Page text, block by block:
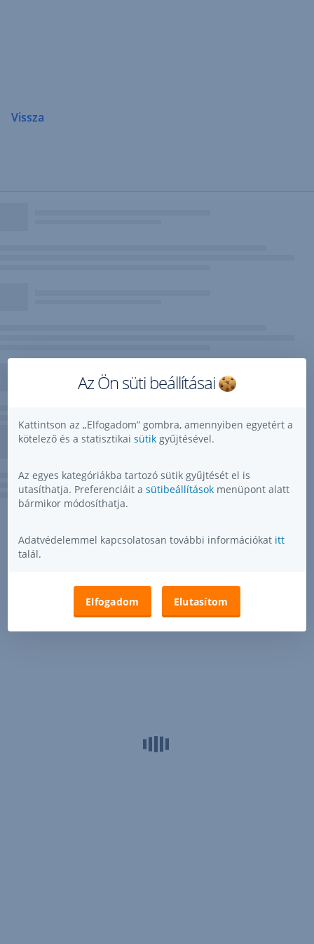
Vissza
Az Ön süti beállításai
Kattintson az „Elfogadom” gombra, amennyiben egyetért a
kötelező és a statisztikai sütik gyűjtésével.
Az egyes kategóriákba tartozó sütik gyűjtését el is
utasíthatja. Preferenciáit a sütibeállítások menüpont alatt
bármikor módosíthatja.
Adatvédelemmel kapcsolatosan további információkat itt
talál.
Elfogadom Elutasítom